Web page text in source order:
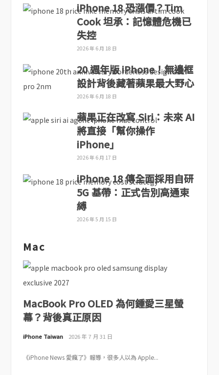
iPhone 18 恐漲價？Tim
Cook 坦承：記憶體危機已
失控
2026 年 6 月 18 日
20 週年版 iPhone！無邊框
設計背後藏著蘋果最大野心
2026 年 6 月 18 日
蘋果正在改寫 Siri：未來 AI
將直接「幫你操作
iPhone」
2026 年 6 月 17 日
iPhone 18 傳全面採用自研
5G 基帶：正式告別高通束
縛
2026 年 5 月 15 日
Mac
MacBook Pro OLED 為何鍾愛三星螢
幕？背後真正原因
iPhone Taiwan 2026 年 7 月 31 日
《iPhone News 愛瘋了》報導，很多人以為 Apple...